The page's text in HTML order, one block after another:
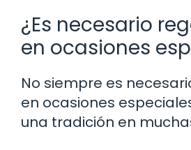
¿Es necesario
en ocasiones
No siempre es
en ocasiones
una tradición en